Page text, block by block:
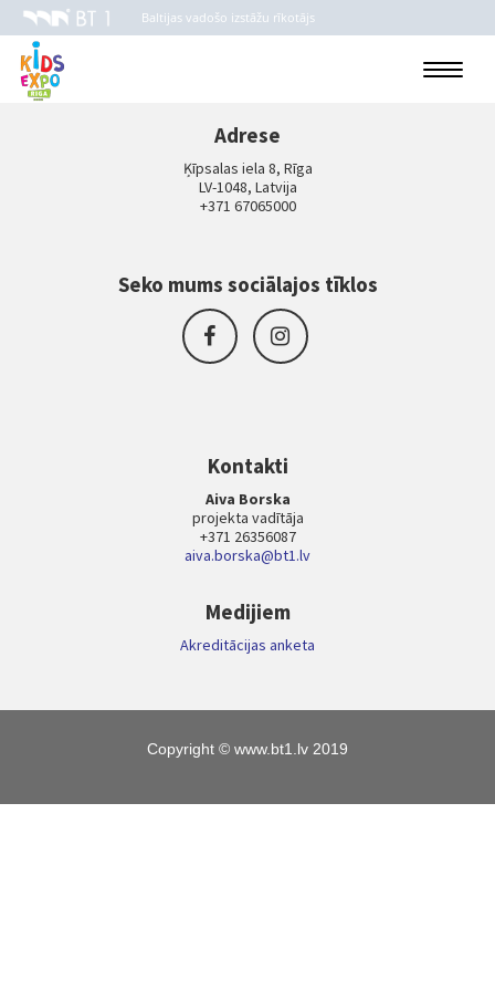
Baltijas vadošo izstāžu rīkotājs
Toggle
Adrese
Ķīpsalas iela 8, Rīga
LV-1048, Latvija
+371 67065000
Seko mums sociālajos tīklos
Kontakti
Aiva Borska
projekta vadītāja
+371 26356087
aiva.borska@bt1.lv
Medijiem
Akreditācijas anketa
Copyright © www.bt1.lv 2019